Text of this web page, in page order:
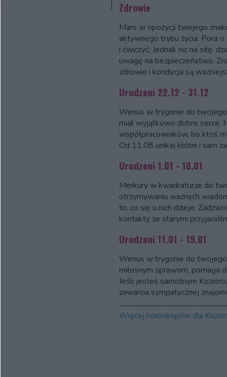
Zdrowie
Mars w opozycji twojego
aktywnego trybu życia. Pora
i ćwiczyć. Jednak nic na siłę,
uwagę na bezpieczeństwo.
zdrowie i kondycja są
Urodzeni 22.12 - 31.12
Wenus w trygonie do
miał wyjątkowo dobre serce.
współpracowników, bo ktoś
Od 11.08 unikaj kłótni i sam
Urodzeni 1.01 - 10.01
Merkury w kwadraturze do
otrzymywaniu ważnych
to, co się u nich dzieje.
kontakty ze starymi
Urodzeni 11.01 - 19.01
Wenus w trygonie do
miłosnym sprawom, pomaga
Jeśli jesteś samotnym
zawarcia sympatycznej
Więcej horoskopów dla